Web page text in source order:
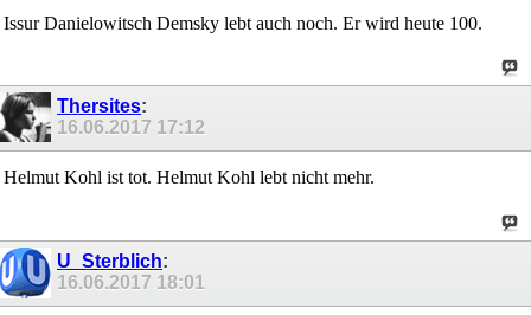
Issur Danielowitsch Demsky lebt auch noch. Er wird heute 100.
Thersites:
16.06.2017 17:12
Helmut Kohl ist tot. Helmut Kohl lebt nicht mehr.
U_Sterblich:
16.06.2017 18:01